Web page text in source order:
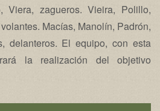
Viera, zagueros. Vieira, Polillo,
Macías, Manolín, Padrón,
delanteros. El equipo, con esta
la realización del objetivo